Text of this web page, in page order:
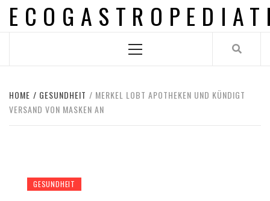
Skip
Menu
HOME GESUNDHEIT
MERKEL LOBT APOTHEKEN UND KÜNDIGT
VERSAND VON MASKEN AN
GESUNDHEIT